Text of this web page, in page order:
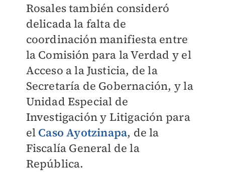
Rosales también consideró
delicada la falta de
coordinación manifiesta entre
la Comisión para la Verdad y el
Acceso a la Justicia, de la
Secretaría de Gobernación, y la
Unidad Especial de
Investigación y Litigación para
el Caso Ayotzinapa, de la
Fiscalía General de la
República.